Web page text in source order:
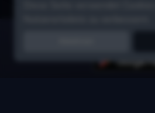
Filme in